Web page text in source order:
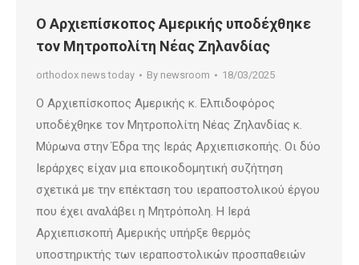
Ο Αρχιεπίσκοπος Αμερικής υποδέχθηκε
τον Μητροπολίτη Νέας Ζηλανδίας
orthodox news today By newsroom 18/03/2025
Ο Αρχιεπίσκοπος Αμερικής κ. Ελπιδοφόρος
υποδέχθηκε τον Μητροπολίτη Νέας Ζηλανδίας κ.
Μύρωνα στην Έδρα της Ιεράς Αρχιεπισκοπής. Οι δύο
Ιεράρχες είχαν μια εποικοδομητική συζήτηση
σχετικά με την επέκταση του ιεραποστολικού έργου
που έχει αναλάβει η Μητρόπολη. Η Ιερά
Αρχιεπισκοπή Αμερικής υπήρξε θερμός
υποστηρικτής των ιεραποστολικών προσπαθειών